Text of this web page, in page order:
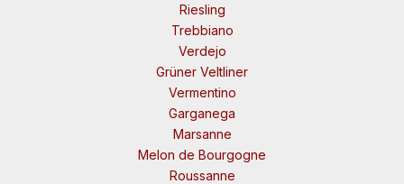
Riesling
Trebbiano
Verdejo
Grüner Veltliner
Vermentino
Garganega
Marsanne
Melon de Bourgogne
Roussanne